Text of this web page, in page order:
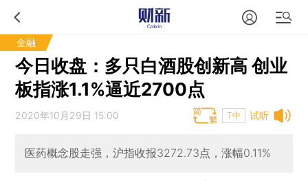
金融
今日收盘：多只白酒股创新高 创业
板指涨1.1%逼近2700点
试听
2020年10月29日 15:00 T中
医药概念股走强，沪指收报3272.73点，涨幅0.11%